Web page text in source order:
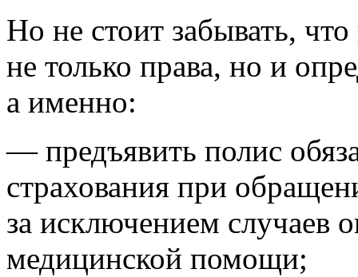
Но не стоит забывать,
не только права, но и
а именно:
— предъявить полис
страхования при
за исключением случаев
медицинской помощи;